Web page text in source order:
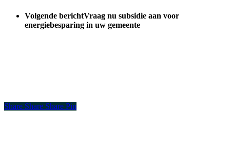
Volgende berichtVraag nu subsidie aan voor
energiebesparing in uw gemeente
Share Share Share Pin